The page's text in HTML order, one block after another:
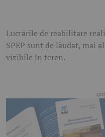
Lucrările de reabilitare
SPEP sunt de lăudat, mai
vizibile în teren.